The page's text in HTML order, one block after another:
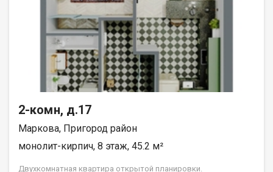
2-комн, д.17
Маркова, Пригород район
монолит-кирпич, 8 этаж, 45.2 м²
Двухкомнатная квартира открытой планировки.